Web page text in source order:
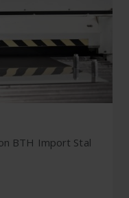
BTH Import Stal